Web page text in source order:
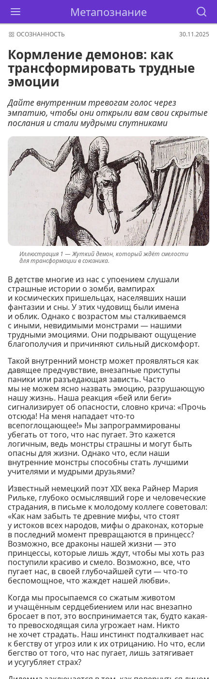
Метапознание
ОСОЗНАННОСТЬ 30.11.2025
Кормление демонов: как
трансформировать трудные
эмоции
Дайте внутренним тревогам голос через
эмпатию, чтобы они открыли вам свои скрытые
послания и стали мудрыми спутниками
Жуткий демон, который ждёт смелости
для трансформации в союзника.
В детстве многие из нас с упоением слушали
страшные истории о зомби, вампирах
и космических пришельцах, населявших наши
фантазии и сны. У этих чудовищ были имена
и облик. Однако с возрастом мы сталкиваемся
с иными, невидимыми монстрами — нашими
трудными эмоциями. Они подрывают ощущение
благополучия и причиняют сильный дискомфорт.
Такой внутренний монстр может проявляться как
давящее предчувствие, внезапные приступы
паники или разъедающая зависть. Часто
мы не можем ясно назвать эмоцию, разрушающую
нашу жизнь. Наша реакция «бей или беги»
сигнализирует об опасности, словно крича: «Прочь
отсюда! На меня нападает что-то
всепоглощающее!» Мы запрограммированы
убегать от того, что нас пугает. Это кажется
логичным, ведь монстры страшны и могут быть
опасны для жизни. Однако что, если наши
внутренние монстры способны стать лучшими
учителями и мудрыми друзьями?
Известный немецкий поэт XIX века Райнер Мария
Рильке, глубоко осмыслявший горе и человеческие
страдания, в письме к молодому коллеге советовал:
«Как нам забыть те древние мифы, что стоят
у истоков всех народов, мифы о драконах, которые
в последний момент превращаются в принцесс?
Возможно, все драконы нашей жизни — это
принцессы, которые лишь ждут, чтобы мы хоть раз
поступили красиво и смело. Возможно, все, что
пугает нас, в своей глубочайшей сути — что-то
беспомощное, что жаждет нашей любви».
Когда мы просыпаемся со сжатым животом
и учащённым сердцебиением или нас внезапно
бросает в пот, это воспринимается так, будто какая-
то превосходящая сила угрожает нам. Никто
не хочет страдать. Наш инстинкт подталкивает нас
к бегству от угроз или к их отрицанию. Но что, если
бегство от того, что нас пугает, лишь затягивает
и усугубляет страх?